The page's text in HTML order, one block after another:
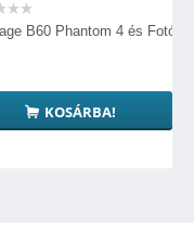
Fotós Hátizsák 2:1-ben
kattintással